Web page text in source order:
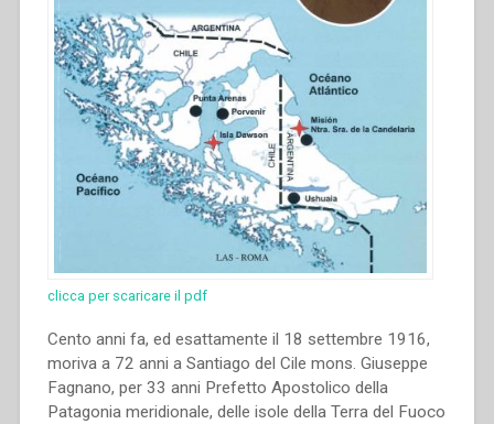
clicca per scaricare il pdf
Cento anni fa, ed esattamente il 18 settembre 1916,
moriva a 72 anni a Santiago del Cile mons. Giuseppe
Fagnano, per 33 anni Prefetto Apostolico della
Patagonia meridionale, delle isole della Terra del Fuoco